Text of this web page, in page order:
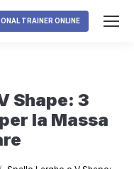
TRAINER ONLINE
Shape: 3
la Massa